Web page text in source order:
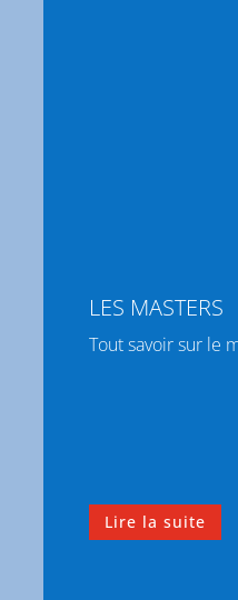
LES MASTERS
Tout savoir sur le
Lire la suite